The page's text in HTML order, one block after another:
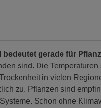
bedeutet gerade für
sind. Die Temperaturen
in vielen
zu. Pflanzen sind
Schon ohne